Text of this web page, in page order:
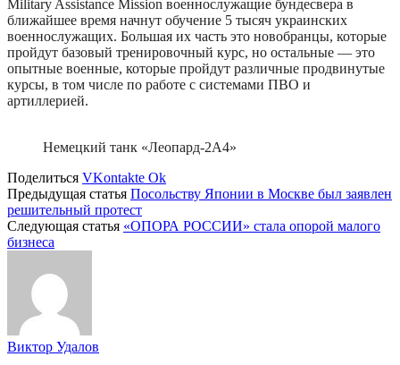
Military Assistance Mission военнослужащие бундесвера в
ближайшее время начнут обучение 5 тысяч украинских
военнослужащих. Большая их часть это новобранцы, которые
пройдут базовый тренировочный курс, но остальные — это
опытные военные, которые пройдут различные продвинутые
курсы, в том числе по работе с системами ПВО и
артиллерией.
Немецкий танк «Леопард-2А4»
Поделиться VKontakte Ok
Предыдущая статья Посольству Японии в Москве был заявлен
решительный протест
Следующая статья «ОПОРА РОССИИ» стала опорой малого
бизнеса
Виктор Удалов